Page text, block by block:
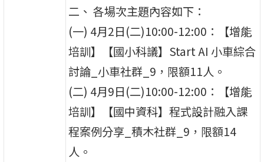
二、 各場次主題內容如下：
(一) 4月2日(二)10:00-12:00：【增能
培訓】【國小科議】Start AI 小車綜合
討論_小車社群_9，限額11人。
(二) 4月9日(二)10:00-12:00：【增能
培訓】【國中資科】程式設計融入課
程案例分享_積木社群_9，限額14
人。